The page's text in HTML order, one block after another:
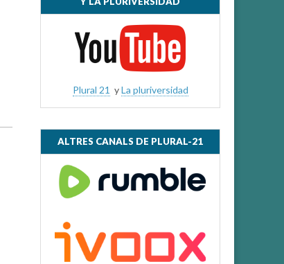
Plural 21 yLa pluriversidad
ALTRES CANALS DE PLURAL-21